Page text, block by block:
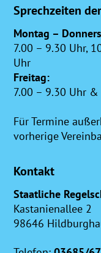
Sprechzeiten
Montag –
7.00 – 9.30 Uhr,
Uhr
Freitag:
7.00 – 9.30 Uhr
Für Termine
vorherige
Kontakt
Staatliche
Kastanienallee 2
98646